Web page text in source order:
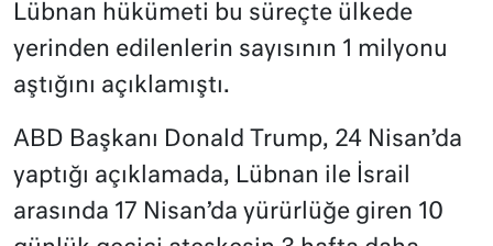
Lübnan hükümeti bu süreçte ülkede
yerinden edilenlerin sayısının 1 milyonu
aştığını açıklamıştı.
ABD Başkanı Donald Trump, 24 Nisan’da
yaptığı açıklamada, Lübnan ile İsrail
arasında 17 Nisan’da yürürlüğe giren 10